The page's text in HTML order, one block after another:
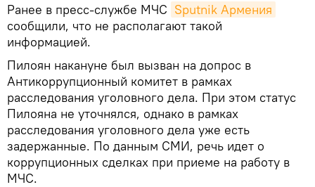
Ранее в пресс-службе МЧС Sputnik Армения
сообщили, что не располагают такой
информацией.
Пилоян накануне был вызван на допрос в
Антикоррупционный комитет в рамках
расследования уголовного дела. При этом статус
Пилояна не уточнялся, однако в рамках
расследования уголовного дела уже есть
задержанные. По данным СМИ, речь идет о
коррупционных сделках при приеме на работу в
МЧС.